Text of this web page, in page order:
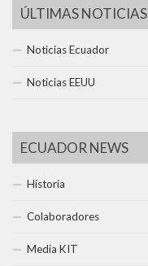
ÚLTIMAS NOTICIAS
Noticias Ecuador
Noticias EEUU
ECUADOR NEWS
Historia
Colaboradores
Media KIT